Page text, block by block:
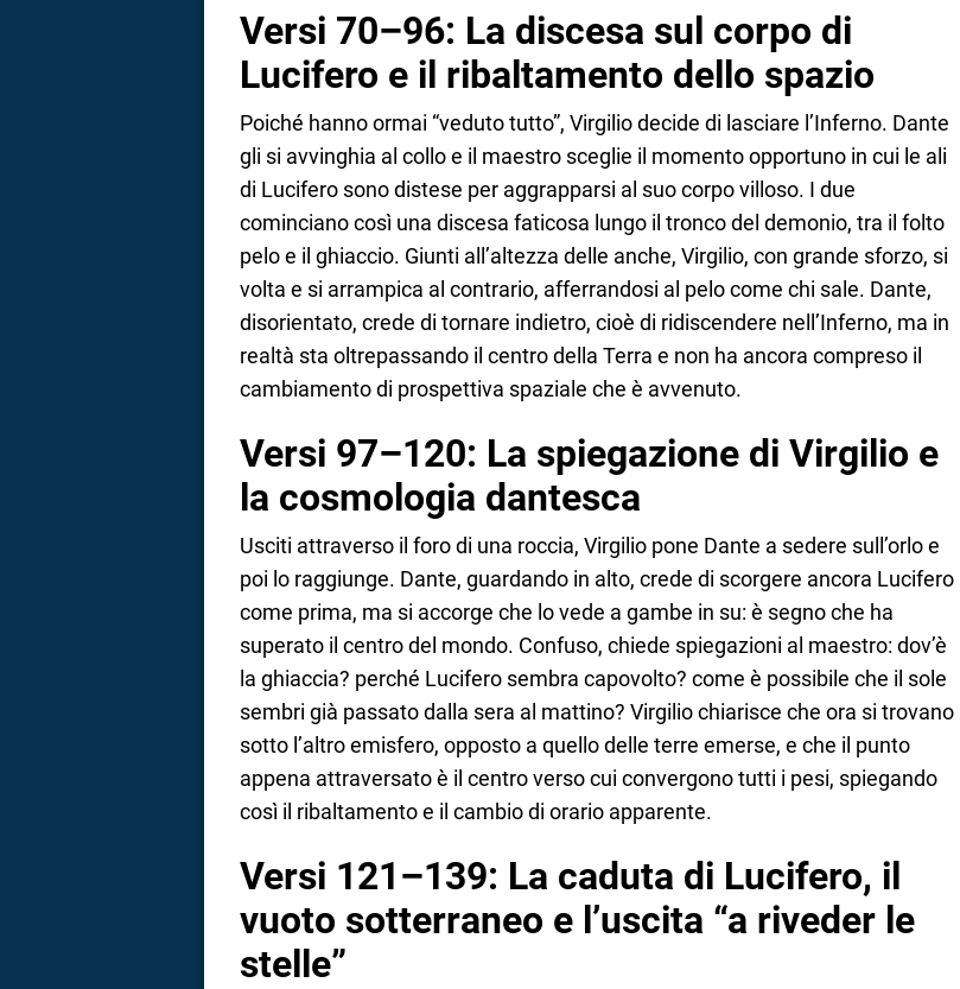
Versi 70–96: La discesa sul corpo di
Lucifero e il ribaltamento dello spazio
Poiché hanno ormai “veduto tutto”, Virgilio decide di lasciare l’Inferno. Dante
gli si avvinghia al collo e il maestro sceglie il momento opportuno in cui le ali
di Lucifero sono distese per aggrapparsi al suo corpo villoso. I due
cominciano così una discesa faticosa lungo il tronco del demonio, tra il folto
pelo e il ghiaccio. Giunti all’altezza delle anche, Virgilio, con grande sforzo, si
volta e si arrampica al contrario, afferrandosi al pelo come chi sale. Dante,
disorientato, crede di tornare indietro, cioè di ridiscendere nell’Inferno, ma in
realtà sta oltrepassando il centro della Terra e non ha ancora compreso il
cambiamento di prospettiva spaziale che è avvenuto.
Versi 97–120: La spiegazione di Virgilio e
la cosmologia dantesca
Usciti attraverso il foro di una roccia, Virgilio pone Dante a sedere sull’orlo e
poi lo raggiunge. Dante, guardando in alto, crede di scorgere ancora Lucifero
come prima, ma si accorge che lo vede a gambe in su: è segno che ha
superato il centro del mondo. Confuso, chiede spiegazioni al maestro: dov’è
la ghiaccia? perché Lucifero sembra capovolto? come è possibile che il sole
sembri già passato dalla sera al mattino? Virgilio chiarisce che ora si trovano
sotto l’altro emisfero, opposto a quello delle terre emerse, e che il punto
appena attraversato è il centro verso cui convergono tutti i pesi, spiegando
così il ribaltamento e il cambio di orario apparente.
Versi 121–139: La caduta di Lucifero, il
vuoto sotterraneo e l’uscita “a riveder le
stelle”